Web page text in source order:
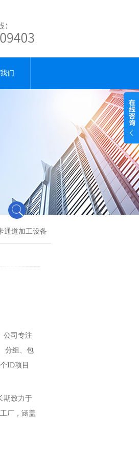
们
通道加工设备
公司专注
分组、包
ID项目
期致力于
厂，涵盖